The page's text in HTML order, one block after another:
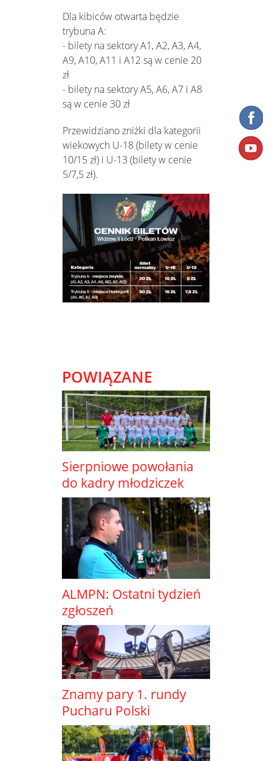
Dla kibiców otwarta będzie
trybuna A:
- bilety na sektory A1, A2, A3, A4,
A9, A10, A11 i A12 są w cenie 20
zł
- bilety na sektory A5, A6, A7 i A8
są w cenie 30 zł
Przewidziano zniżki dla kategorii
wiekowych U-18 (bilety w cenie
10/15 zł) i U-13 (bilety w cenie
5/7,5 zł).
POWIĄZANE
Sierpniowe powołania
do kadry młodziczek
ALMPN: Ostatni tydzień
zgłoszeń
Znamy pary 1. rundy
Pucharu Polski